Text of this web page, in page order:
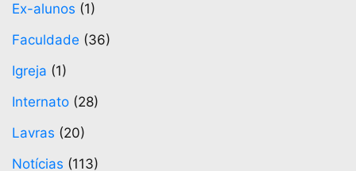
Ex-alunos (1)
Faculdade (36)
Igreja (1)
Internato (28)
Lavras (20)
Notícias (113)